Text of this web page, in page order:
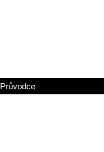
Průvodce